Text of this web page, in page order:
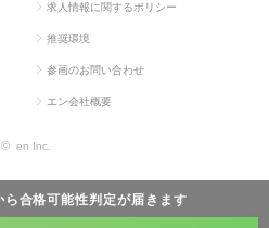
ら合格可能性判定が届きます
求人情報に関するポリシー
推奨環境
参画のお問い合わせ
エン会社概要
© en Inc.